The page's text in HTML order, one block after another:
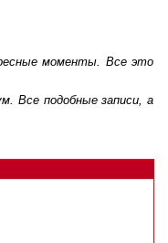
моменты. Все это
. Все подобные записи, а